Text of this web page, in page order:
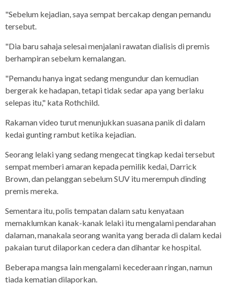
"Sebelum kejadian, saya sempat bercakap dengan pemandu
tersebut.
"Dia baru sahaja selesai menjalani rawatan dialisis di premis
berhampiran sebelum kemalangan.
"Pemandu hanya ingat sedang mengundur dan kemudian
bergerak ke hadapan, tetapi tidak sedar apa yang berlaku
selepas itu," kata Rothchild.
Rakaman video turut menunjukkan suasana panik di dalam
kedai gunting rambut ketika kejadian.
Seorang lelaki yang sedang mengecat tingkap kedai tersebut
sempat memberi amaran kepada pemilik kedai, Darrick
Brown, dan pelanggan sebelum SUV itu merempuh dinding
premis mereka.
Sementara itu, polis tempatan dalam satu kenyataan
memaklumkan kanak-kanak lelaki itu mengalami pendarahan
dalaman, manakala seorang wanita yang berada di dalam kedai
pakaian turut dilaporkan cedera dan dihantar ke hospital.
Beberapa mangsa lain mengalami kecederaan ringan, namun
tiada kematian dilaporkan.